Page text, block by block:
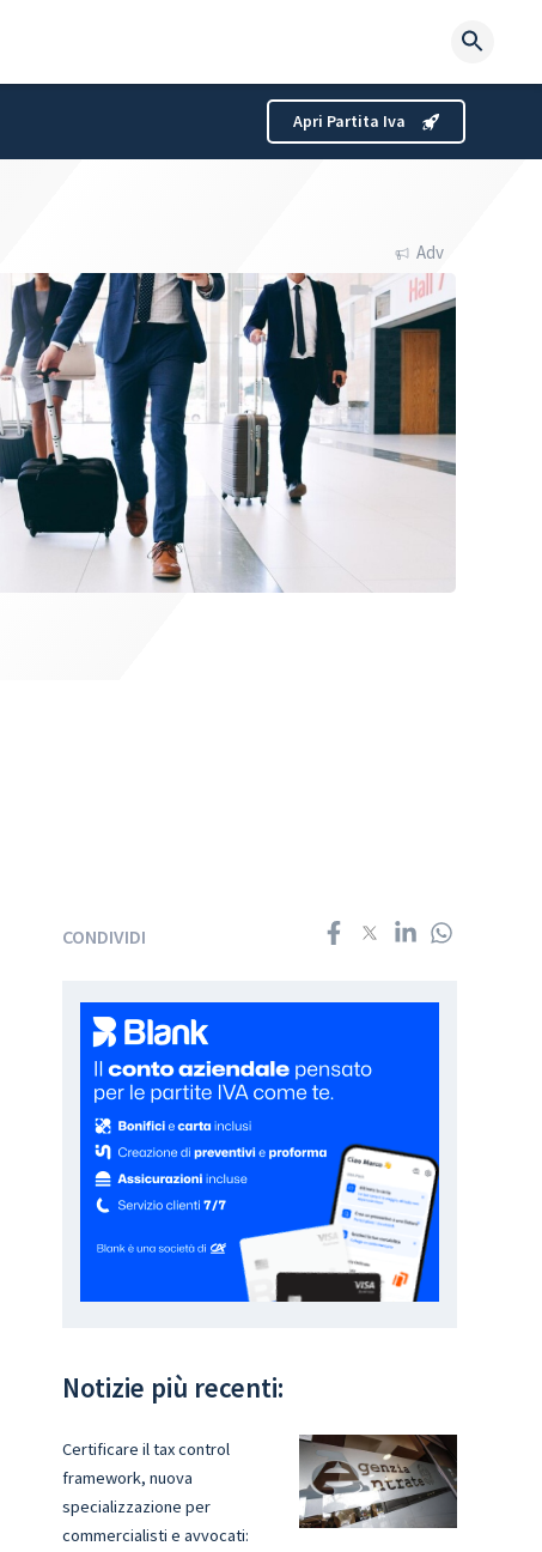
Apri Partita Iva
Adv
CONDIVIDI
Notizie più recenti:
Certificare il tax control
framework, nuova
specializzazione per
commercialisti e avvocati: